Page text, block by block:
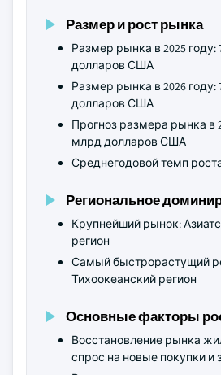
Размер и рост рынка
Размер рынка в 2025 году:
долларов США
Размер рынка в 2026 году:
долларов США
Прогноз размера рынка в
млрд долларов США
Среднегодовой темп роста
Региональное
Крупнейший рынок:
регион
Самый быстрорастущий
Тихоокеанский регион
Основные факторы
Восстановление рынка
спрос на новые покупки и